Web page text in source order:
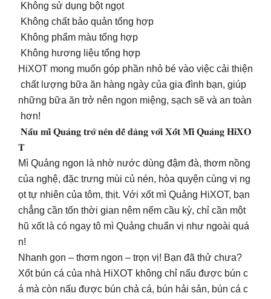
Không sử dụng bột ngọt
Không chất bảo quản tổng hợp
Không phẩm màu tổng hợp
Không hương liệu tổng hợp
HiXOT mong muốn góp phần nhỏ bé vào việc cải thiện
chất lượng bữa ăn hàng ngày của gia đình bạn, giúp
những bữa ăn trở nên ngon miệng, sạch sẽ và an toàn
hơn!
𝐍𝐚̂́𝐮 𝐦𝐢̀ 𝐐𝐮𝐚̉𝐧𝐠 𝐭𝐫𝐨̛̉ 𝐧𝐞̂𝐧 𝐝𝐞̂̃ 𝐝𝐚̀𝐧𝐠 𝐯𝐨̛́𝐢 𝐗𝐨̂́𝐭 𝐌𝐢̀ 𝐐𝐮𝐚̉𝐧𝐠 𝐇𝐢𝐗𝐎
𝐓
Mì Quảng ngon là nhờ nước dùng đậm đà, thơm nồng
của nghệ, đặc trưng mùi củ nén, hòa quyện cùng vị ng
ọt tự nhiên của tôm, thịt. Với xốt mì Quảng HiXOT, bạn
chẳng cần tốn thời gian nêm nếm cầu kỳ, chỉ cần một
hũ xốt là có ngay tô mì Quảng chuẩn vị như ngoài quá
n!
Nhanh gọn – thơm ngon – trọn vị! Bạn đã thử chưa?
Xốt bún cá của nhà HiXOT không chỉ nấu được bún c
á mà còn nấu được bún chả cá, bún hải sản, bún cá c